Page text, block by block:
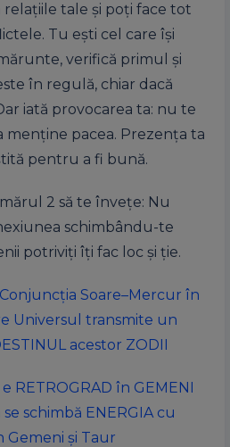
tale și poți face tot
Tu ești cel care își
verifică primul și
în regulă, chiar dacă
iată provocarea ta: nu te
menține pacea. Prezența ta
pentru a fi bună.
2 să te învețe: Nu
schimbându-te
potriviți îți fac loc și ție.
Soare–Mercur în
Universul transmite un
acestor ZODII
RETROGRAD în GEMENI
schimbă ENERGIA cu
Gemeni și Taur